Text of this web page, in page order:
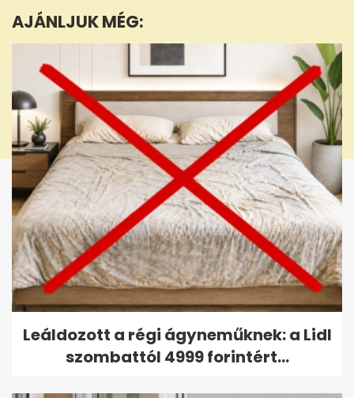
30
seconds
AJÁNLJUK MÉG:
Leáldozott a régi ágyneműknek: a Lidl
szombattól 4999 forintért...